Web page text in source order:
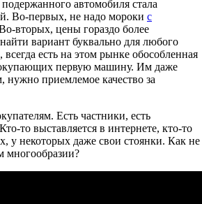
автомобиля стала
Во-первых, не надо мороки с
вторых, цены гораздо более
вариант буквально для любого
есть на этом рынке обособленная
первую машину. Им даже
нужно приемлемое качество за
Есть частники, есть
то выставляется в интернете, кто-то
у некоторых даже свои стоянки. Как не
многообразии?